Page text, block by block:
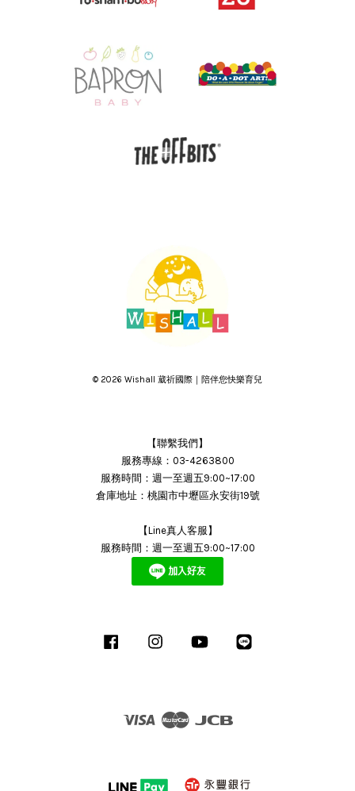
© 2026 Wishall 葳祈國際｜陪伴您快樂育兒
【聯繫我們】
服務專線：03-4263800
服務時間：週一至週五9:00~17:00
倉庫地址：桃園市中壢區永安街19號
【Line真人客服】
服務時間：週一至週五9:00~17:00
Facebook Instagram YouTube
Visa Master